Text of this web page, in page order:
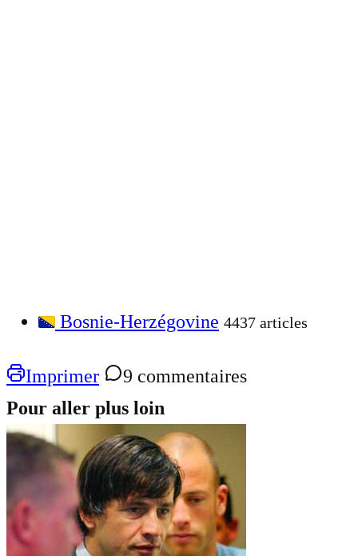
Bosnie-Herzégovine 4437 articles
Imprimer
9 commentaires
Pour aller plus loin